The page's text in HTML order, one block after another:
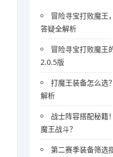
冒险寻宝打败魔王
答疑全解析
冒险寻宝打败魔王
2.0.5版
打魔王装备怎么选
解析
战士阵容搭配秘籍
魔王战斗？
第二赛季装备筛选